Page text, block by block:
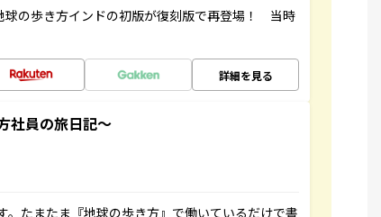
球の歩き方インドの初版が復刻版で再登場！ 当時
詳細を見る
社員の旅日記～
たまたま『地球の歩き方』で働いているだけで書